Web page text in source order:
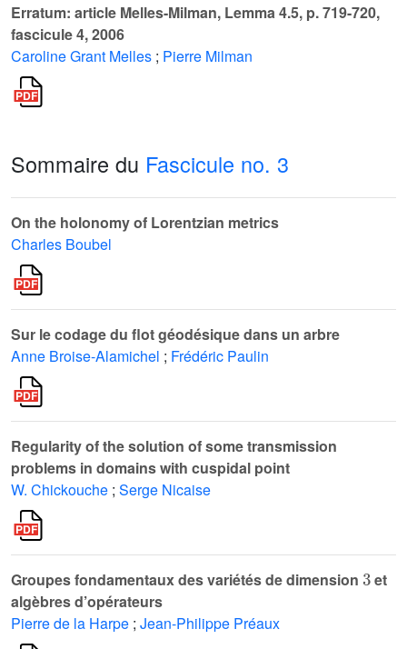
Erratum: article Melles-Milman, Lemma 4.5, p. 719-720,
fascicule 4, 2006
Caroline Grant Melles ; Pierre Milman
Sommaire du Fascicule no. 3
On the holonomy of Lorentzian metrics
Charles Boubel
Sur le codage du flot géodésique dans un arbre
Anne Broise-Alamichel ; Frédéric Paulin
Regularity of the solution of some transmission
problems in domains with cuspidal point
W. Chickouche ; Serge Nicaise
Groupes fondamentaux des variétés de dimension
et
algèbres d’opérateurs
Pierre de la Harpe ; Jean-Philippe Préaux